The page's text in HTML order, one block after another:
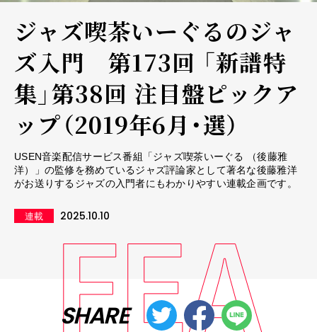
ジャズ喫茶いーぐるのジャ
ズ入門 第173回 「新譜特
集」第38回 注目盤ピックア
ップ（2019年6月・選）
USEN音楽配信サービス番組「ジャズ喫茶いーぐる （後藤雅
洋）」の監修を務めているジャズ評論家として著名な後藤雅洋
がお送りするジャズの入門者にもわかりやすい連載企画です。
連載 2025.10.10
SHARE